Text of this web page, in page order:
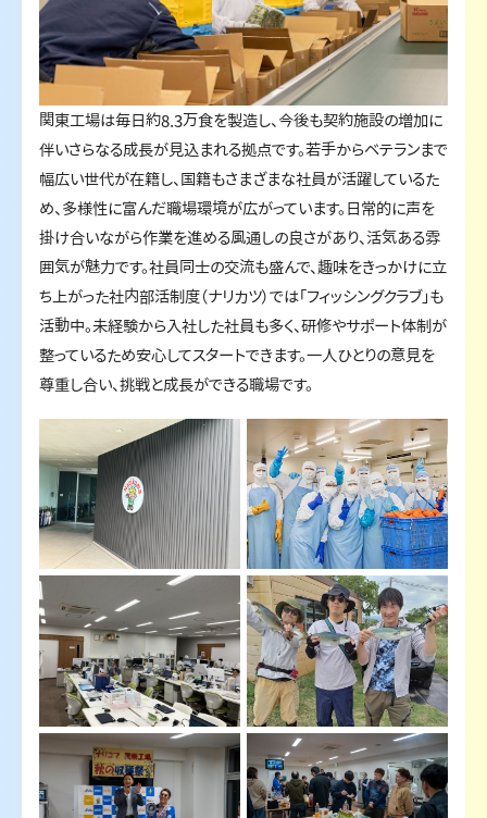
関東工場は毎日約8.3万食を製造し、今後も契約施設の増加に
伴いさらなる成長が見込まれる拠点です。若手からベテランまで
幅広い世代が在籍し、国籍もさまざまな社員が活躍しているた
め、多様性に富んだ職場環境が広がっています。日常的に声を
掛け合いながら作業を進める風通しの良さがあり、活気ある雰
囲気が魅力です。社員同士の交流も盛んで、趣味をきっかけに立
ち上がった社内部活制度（ナリカツ）では「フィッシングクラブ」も
活動中。未経験から入社した社員も多く、研修やサポート体制が
整っているため安心してスタートできます。一人ひとりの意見を
尊重し合い、挑戦と成長ができる職場です。